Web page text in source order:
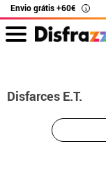
Envio grátis +60€ i
Disfarces E.T.